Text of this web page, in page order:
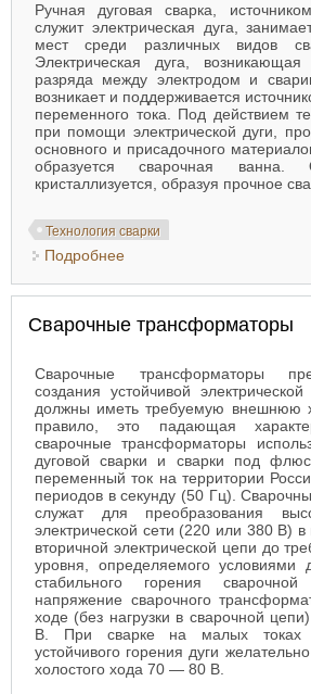
Ручная дуговая сварка,
служит электрическая дуга,
мест среди различных видов
Электрическая дуга,
разряда между электродом и
возникает и поддерживается
переменного тока. Под действием
при помощи электрической дуги,
основного и присадочного
образуется сварочная ванна.
кристаллизуется, образуя прочное
Технология сварки
Подробнее
Сварочные трансформаторы
Сварочные трансформаторы
создания устойчивой
должны иметь требуемую внешнюю
правило, это падающая
сварочные трансформаторы
дуговой сварки и сварки под
переменный ток на территории
периодов в секунду (50 Гц).
служат для преобразования
электрической сети (220 или 380 В)
вторичной электрической цепи до
уровня, определяемого условиями
стабильного горения
напряжение сварочного
ходе (без нагрузки в сварочной
В. При сварке на малых
устойчивого горения дуги
холостого хода 70 — 80 В.